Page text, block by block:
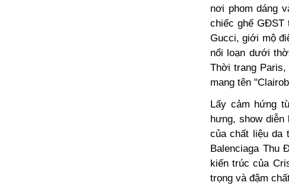
nơi phom dáng
chiếc ghế GĐST
Gucci, giới mộ
nổi loạn dưới
Thời trang
mang tên
Lấy cảm hứng
hưng, show
của chất liệu da
Balenciaga Thu
kiến trúc của
trọng và đậm